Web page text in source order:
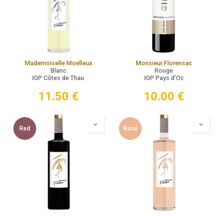
Mademoiselle Moelleux
Blanc
IGP Côtes de Thau
11.50 €
Monsieur Florensac
Rouge
IGP Pays d'Oc
10.00 €
Red Rosé